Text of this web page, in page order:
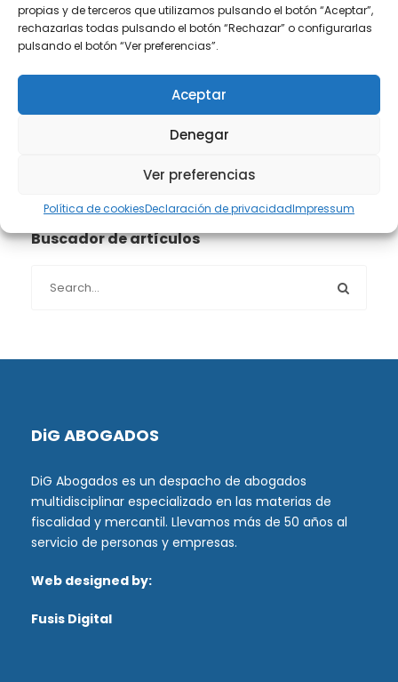
propias y de terceros que utilizamos pulsando el botón “Aceptar”,
rechazarlas todas pulsando el botón “Rechazar” o configurarlas
pulsando el botón “Ver preferencias”.
Aceptar
Denegar
Ver preferencias
Política de cookiesDeclaración de privacidadImpressum
Propiedad intelectual e industrial(13)
Sin categoría(1)
Buscador de artículos
DiG ABOGADOS
DiG Abogados es un despacho de abogados
multidisciplinar especializado en las materias de
fiscalidad y mercantil. Llevamos más de 50 años al
servicio de personas y empresas.
Web designed by:
Fusis Digital